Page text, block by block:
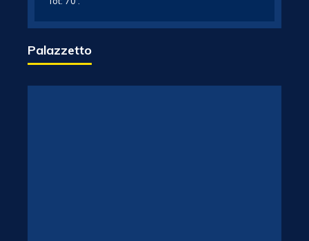
Palazzetto